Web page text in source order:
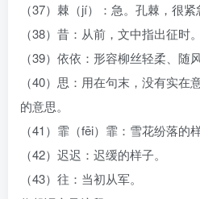
（37）棘（jí）：急。孔棘，很紧
（38）昔：从前，文中指出征时。
（39）依依：形容柳丝轻柔、随
（40）思：用在句末，没有实
的意思。
（41）霏（fēi）霏：雪花纷落的样
（42）迟迟：迟缓的样子。
（43）往：当初从军。